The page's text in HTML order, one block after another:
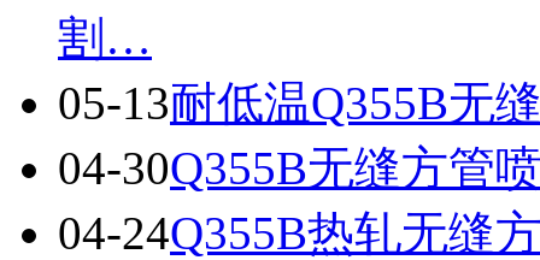
割…
05-13耐低温Q355B无
04-30Q355B无缝方管
04-24Q355B热轧无缝